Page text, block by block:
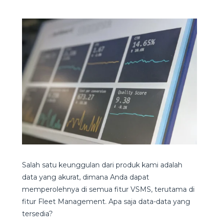
Salah satu keunggulan dari produk kami adalah
data yang akurat, dimana Anda dapat
memperolehnya di semua fitur VSMS, terutama di
fitur Fleet Management. Apa saja data-data yang
tersedia?